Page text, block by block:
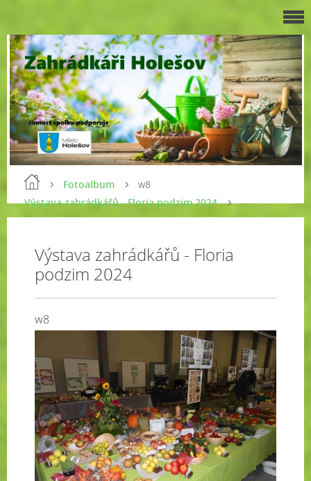
Fotoalbum
Výstava zahrádkářů - Floria podzim 2024
w8
Výstava zahrádkářů - Floria
podzim 2024
w8